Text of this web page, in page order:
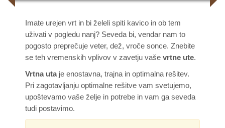
HIŠICE
IGRALA
. ZA STARŠE .
NADSTREŠKI
Imate urejen vrt in bi želeli spiti kavico in ob tem
uživati v pogledu nanj? Seveda bi, vendar nam to
pogosto preprečuje veter, dež, vroče sonce. Znebite
se teh vremenskih vplivov v zavetju vaše vrtne ute.
Vrtna utaje enostavna, trajna in optimalna rešitev.
Pri zagotavljanju optimalne rešitve vam svetujemo,
upoštevamo vaše želje in potrebe in vam ga seveda
tudi postavimo.